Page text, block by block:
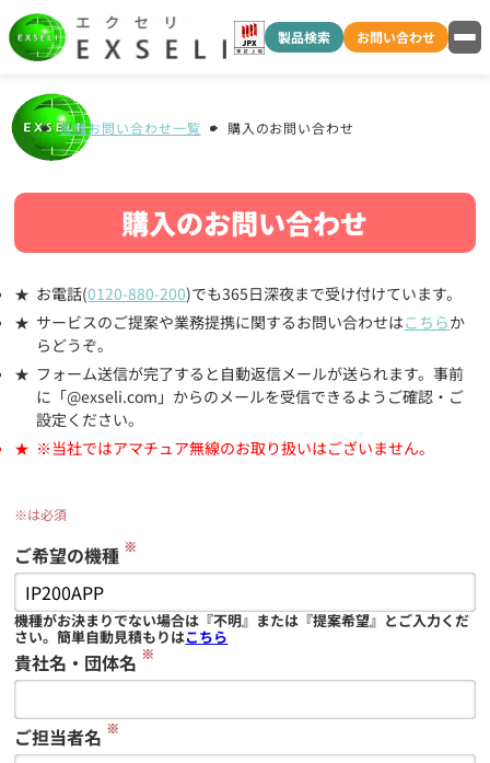
製品検索 お問い合わせ
各種お問い合わせ一覧 購入のお問い合わせ
購入のお問い合わせ
お電話(0120-880-200)でも365日深夜まで受け付けています。
サービスのご提案や業務提携に関するお問い合わせはこちらか
らどうぞ。
フォーム送信が完了すると自動返信メールが送られます。事前
に「@exseli.com」からのメールを受信できるようご確認・ご
設定ください。
※当社ではアマチュア無線のお取り扱いはございません。
※は必須
ご希望の機種 ※
機種がお決まりでない場合は『不明』または『提案希望』とご入力くだ
さい。簡単自動見積もりはこちら
貴社名・団体名 ※
ご担当者名 ※